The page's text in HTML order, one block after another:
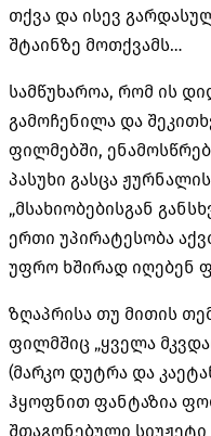
თქვა და ისევ
შტაინზე მოთქვამს…
სამწუხაროა, რომ ის
გამოჩენილა და
ფილმებში,
პასუხი გასცა
„მსახიობებისგან
ერთი უპირატესობა
უფრო ხშირად იღებენ
ზღაპრისა თუ მითის
ფილმშიც „ყველა
(მარკო დუტრა და
ჰყოფნით ფანტაზია
შთაგონებული სიუჟეტი